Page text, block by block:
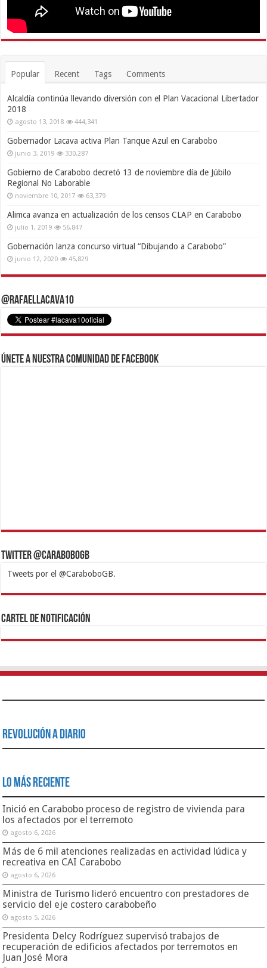
Popular Recent Tags Comments
Alcaldía continúa llevando diversión con el Plan Vacacional Libertador
2018
agosto 13, 2018 444,341
Gobernador Lacava activa Plan Tanque Azul en Carabobo
junio 3, 2019 330,287
Gobierno de Carabobo decretó 13 de noviembre día de Júbilo
Regional No Laborable
noviembre 10, 2017 63,379
Alimca avanza en actualización de los censos CLAP en Carabobo
julio 1, 2019 56,847
Gobernación lanza concurso virtual “Dibujando a Carabobo”
junio 12, 2020 45,829
@RafaelLacava10
Únete a nuestra comunidad de Facebook
Twitter @CaraboboGB
Tweets por el @CaraboboGB.
1xbetBetturkeyBetistKralbetSupertotobetTipobetMatadorbetMariobet
https://mvbcasino.com/
Cartel de Notificación
Revolución a Diario
Lo Más Reciente
Inició en Carabobo proceso de registro de vivienda para
los afectados por el terremoto
agosto 6, 2026
Más de 6 mil atenciones realizadas en actividad lúdica y
recreativa en CAI Carabobo
agosto 6, 2026
Ministra de Turismo lideró encuentro con prestadores de
servicio del eje costero carabobeño
agosto 5, 2026
Presidenta Delcy Rodríguez supervisó trabajos de
recuperación de edificios afectados por terremotos en
Juan José Mora